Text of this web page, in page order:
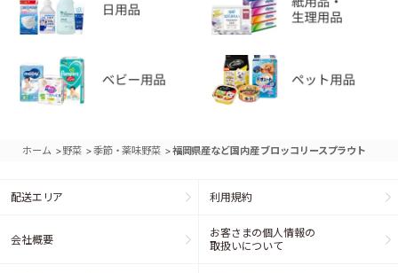
ホーム >野菜 >季節・薬味野菜 >福岡県産など国内産 ブロッコリースプラウト
配送エリア 利用規約
会社概要
お客さまの個人情報の
取扱いについて